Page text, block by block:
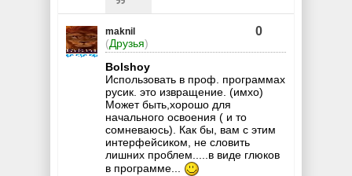
maknil
(Друзья)
0
Bolshoy
Использовать в проф. программах
русик. это извращение. (имхо)
Может быть,хорошо для
начального освоения ( и то
сомневаюсь). Как бы, вам с этим
интерфейсиком, не словить
лишних проблем.....в виде глюков
в программе...